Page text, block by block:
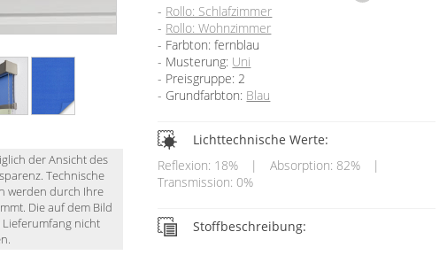
der Ansicht des
Technische
werden durch Ihre
Die auf dem Bild
Lieferumfang nicht
Rollo: Schlafzimmer
Rollo: Wohnzimmer
Farbton: fernblau
Musterung: Uni
Preisgruppe: 2
Grundfarbton: Blau
Lichttechnische Werte:
Reflexion: 18%
| Absorption: 82%
|
Transmission: 0%
Stoffbeschreibung: